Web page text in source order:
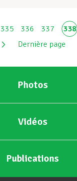
335 336 337 338
Dernière page
Photos
Vidéos
Publications